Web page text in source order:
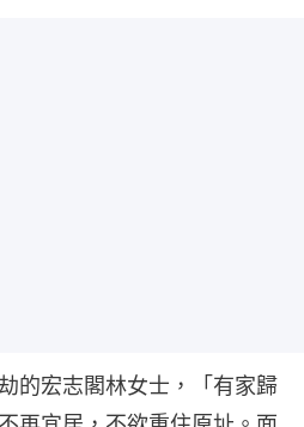
的宏志閣林女士，「有家歸